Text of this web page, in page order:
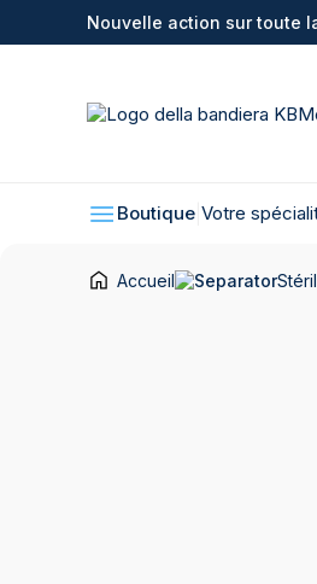
Nouvelle action sur toute
Boutique Votre
Accueil